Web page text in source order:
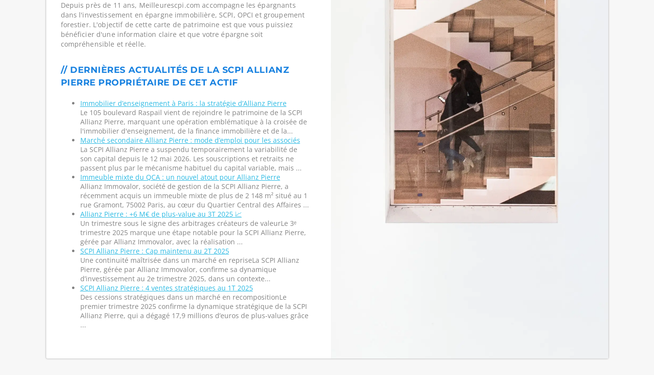
Depuis près de 11 ans, Meilleurescpi.com accompagne les épargnants
dans l'investissement en épargne immobilière, SCPI, OPCI et groupement
forestier. L'objectif de cette carte de patrimoine est que vous puissiez
bénéficier d'une information claire et que votre épargne soit
compréhensible et réelle.
// DERNIÈRES ACTUALITÉS DE LA SCPI ALLIANZ
PIERRE PROPRIÉTAIRE DE CET ACTIF
Immobilier d’enseignement à Paris : la stratégie d’Allianz Pierre
Le 105 boulevard Raspail vient de rejoindre le patrimoine de la SCPI
Allianz Pierre, marquant une opération emblématique à la croisée de
l'immobilier d'enseignement, de la finance immobilière et de la...
Marché secondaire Allianz Pierre : mode d’emploi pour les associés
La SCPI Allianz Pierre a suspendu temporairement la variabilité de
son capital depuis le 12 mai 2026. Les souscriptions et retraits ne
passent plus par le mécanisme habituel du capital variable, mais ...
Immeuble mixte du QCA : un nouvel atout pour Allianz Pierre
Allianz Immovalor, société de gestion de la SCPI Allianz Pierre, a
récemment acquis un immeuble mixte de plus de 2 148 m² situé au 1
rue Gramont, 75002 Paris, au cœur du Quartier Central des Affaires ...
Allianz Pierre : +6 M€ de plus-value au 3T 2025 📈
Un trimestre sous le signe des arbitrages créateurs de valeurLe 3ᵉ
trimestre 2025 marque une étape notable pour la SCPI Allianz Pierre,
gérée par Allianz Immovalor, avec la réalisation ...
SCPI Allianz Pierre : Cap maintenu au 2T 2025
Une continuité maîtrisée dans un marché en repriseLa SCPI Allianz
Pierre, gérée par Allianz Immovalor, confirme sa dynamique
d’investissement au 2e trimestre 2025, dans un contexte...
SCPI Allianz Pierre : 4 ventes stratégiques au 1T 2025
Des cessions stratégiques dans un marché en recompositionLe
premier trimestre 2025 confirme la dynamique stratégique de la SCPI
Allianz Pierre, qui a dégagé 17,9 millions d’euros de plus-values grâce
...